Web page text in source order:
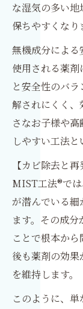
な湿気の多い
保ちやすくなり
無機成分による
使用される薬
と安全性のバ
解されにくく、
さなお子様や
しやすい工法と
【カビ除去と
MIST工法®で
が潜んでいる
ます。その成
ことで根本か
後も薬剤の効
を維持します。
このように、